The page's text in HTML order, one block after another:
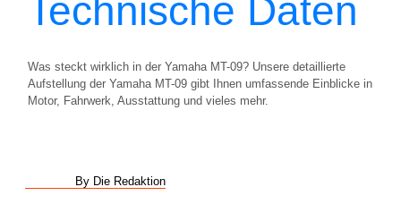
Technische Daten
Was steckt wirklich in der Yamaha MT-09? Unsere detaillierte
Aufstellung der Yamaha MT-09 gibt Ihnen umfassende Einblicke in
Motor, Fahrwerk, Ausstattung und vieles mehr.
By Die Redaktion